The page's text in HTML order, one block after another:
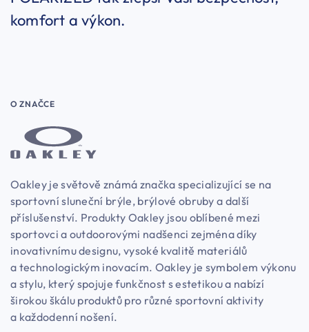
komfort a výkon.
O ZNAČCE
Oakley je světově známá značka specializující se na
sportovní sluneční brýle, brýlové obruby a další
příslušenství. Produkty Oakley jsou oblíbené mezi
sportovci a outdoorovými nadšenci zejména díky
inovativnímu designu, vysoké kvalitě materiálů
a technologickým inovacím. Oakley je symbolem výkonu
a stylu, který spojuje funkčnost s estetikou a nabízí
širokou škálu produktů pro různé sportovní aktivity
a každodenní nošení.